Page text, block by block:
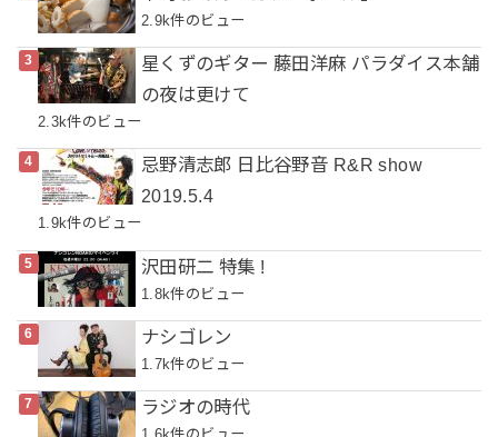
2.9k件のビュー
星くずのギター 藤田洋麻 パラダイス本舗
の夜は更けて
2.3k件のビュー
忌野清志郎 日比谷野音 R&R show
2019.5.4
1.9k件のビュー
沢田研二 特集 !
1.8k件のビュー
ナシゴレン
1.7k件のビュー
ラジオの時代